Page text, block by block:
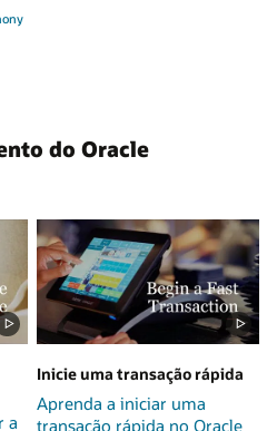
do Oracle
a
Inicie uma transação rápida
Aprenda a iniciar uma
transação rápida no Oracle